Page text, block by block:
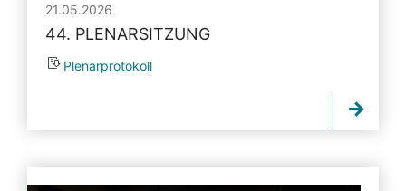
21.05.2026
44. PLENARSITZUNG
Plenarprotokoll